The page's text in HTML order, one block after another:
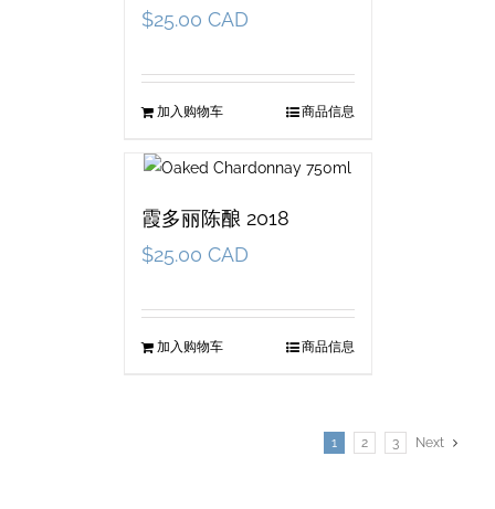
$25.00 CAD
加入购物车 商品信息
霞多丽陈酿 2018
$25.00 CAD
加入购物车 商品信息
1 2 3 Next